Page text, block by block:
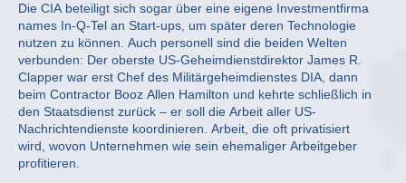
Die CIA beteiligt sich sogar über eine eigene Investmentfirma
names In-Q-Tel an Start-ups, um später deren Technologie
nutzen zu können. Auch personell sind die beiden Welten
verbunden: Der oberste US-Geheimdienstdirektor James R.
Clapper war erst Chef des Militärgeheimdienstes DIA, dann
beim Contractor Booz Allen Hamilton und kehrte schließlich in
den Staatsdienst zurück – er soll die Arbeit aller US-
Nachrichtendienste koordinieren. Arbeit, die oft privatisiert
wird, wovon Unternehmen wie sein ehemaliger Arbeitgeber
profitieren.